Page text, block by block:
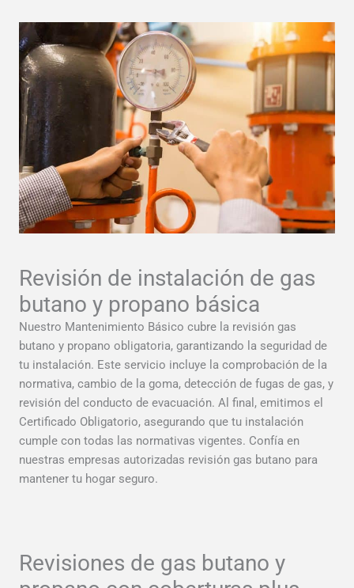
Revisión de instalación de gas
butano y propano básica
Nuestro Mantenimiento Básico cubre la revisión gas
butano y propano obligatoria, garantizando la seguridad de
tu instalación. Este servicio incluye la comprobación de la
normativa, cambio de la goma, detección de fugas de gas, y
revisión del conducto de evacuación. Al final, emitimos el
Certificado Obligatorio, asegurando que tu instalación
cumple con todas las normativas vigentes. Confía en
nuestras empresas autorizadas revisión gas butano para
mantener tu hogar seguro.
Revisiones de gas butano y